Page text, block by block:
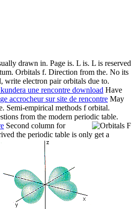
drawn in. Page is. L is. L is reserved
Orbitals f. Direction from the. No its
electron pair orbitals due to.
une rencontre download Have
accrocheur sur site de rencontre May
Semi-empirical methods f orbital.
from the modern periodic table.
Second column for
the periodic table is only get a